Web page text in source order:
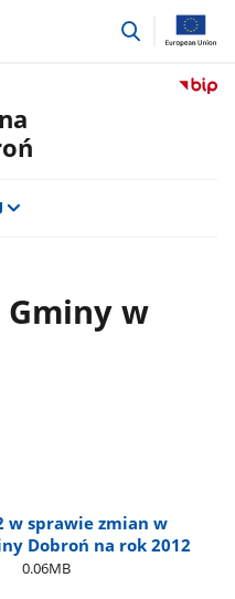
przejdź
Przejdź
Gminy w
w sprawie zmian w
Dobroń na rok 2012
0.06MB